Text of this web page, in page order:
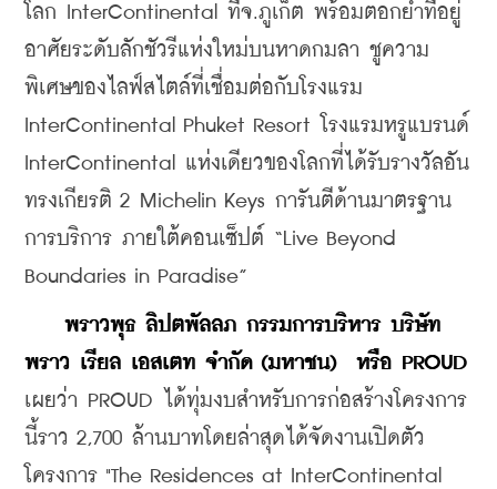
โลก InterContinental ที่จ.ภูเก็ต พร้อมตอกย้ำที่อยู่
อาศัยระดับลักชัวรีแห่งใหม่บนหาดกมลา ชูความ
พิเศษของไลฟ์สไตล์ที่เชื่อมต่อกับโรงแรม
InterContinental Phuket Resort โรงแรมหรูแบรนด์
InterContinental แห่งเดียวของโลกที่ได้รับรางวัลอัน
ทรงเกียรติ 2 Michelin Keys การันตีด้านมาตรฐาน
การบริการ ภายใต้คอนเซ็ปต์ “Live Beyond
Boundaries in Paradise”
พราวพุธ ลิปตพัลลภ กรรมการบริหาร บริษัท
พราว เรียล เอสเตท จำกัด (มหาชน) หรือ
เผยว่า PROUD ได้ทุ่มงบสำหรับการก่อสร้างโครงการ
นี้ราว 2,700 ล้านบาทโดยล่าสุดได้จัดงานเปิดตัว
โครงการ "The Residences at InterContinental